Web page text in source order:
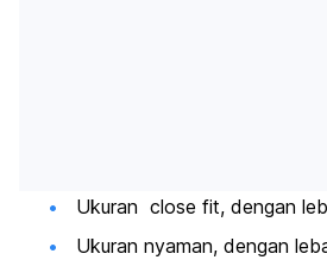
Ukuran close fit, dengan
Ukuran nyaman, dengan